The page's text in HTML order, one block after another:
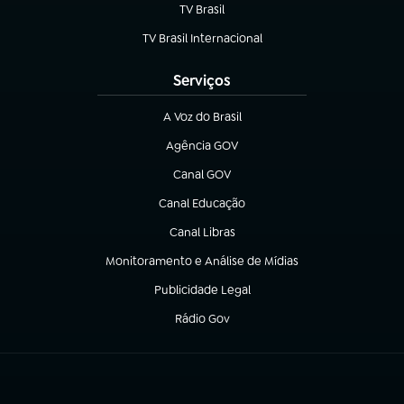
TV Brasil
(abre em nova aba)
TV Brasil Internacional
(abre em nova aba)
Serviços
A Voz do Brasil
(abre em nova aba)
Agência GOV
(abre em nova aba)
Canal GOV
(abre em nova aba)
Canal Educação
(abre em nova aba)
Canal Libras
(abre em nova aba)
Monitoramento e Análise de Mídias
(abre em nova aba)
Publicidade Legal
(abre em nova aba)
Rádio Gov
(abre em nova aba)